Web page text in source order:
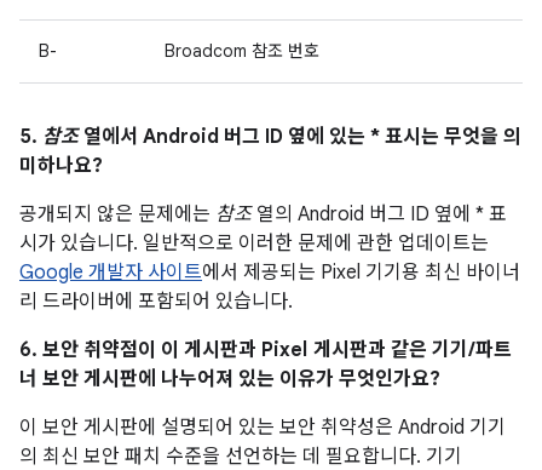
B- Broadcom 참조 번호
5. 참조열에서 Android 버그 ID 옆에 있는 * 표시는 무엇을 의
미하나요?
공개되지 않은 문제에는 참조열의 Android 버그 ID 옆에 * 표
시가 있습니다. 일반적으로 이러한 문제에 관한 업데이트는
Google 개발자 사이트에서 제공되는 Pixel 기기용 최신 바이너
리 드라이버에 포함되어 있습니다.
6. 보안 취약점이 이 게시판과 Pixel 게시판과 같은 기기/파트
너 보안 게시판에 나누어져 있는 이유가 무엇인가요?
이 보안 게시판에 설명되어 있는 보안 취약성은 Android 기기
의 최신 보안 패치 수준을 선언하는 데 필요합니다. 기기